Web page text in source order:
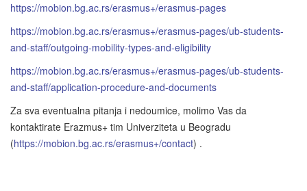
https://mobion.bg.ac.rs/erasmus+/erasmus-pages
https://mobion.bg.ac.rs/erasmus+/erasmus-pages/ub-students-
and-staff/outgoing-mobility-types-and-eligibility
https://mobion.bg.ac.rs/erasmus+/erasmus-pages/ub-students-
and-staff/application-procedure-and-documents
Za sva eventualna pitanja i nedoumice, molimo Vas da
kontaktirate Erazmus+ tim Univerziteta u Beogradu
(https://mobion.bg.ac.rs/erasmus+/contact) .